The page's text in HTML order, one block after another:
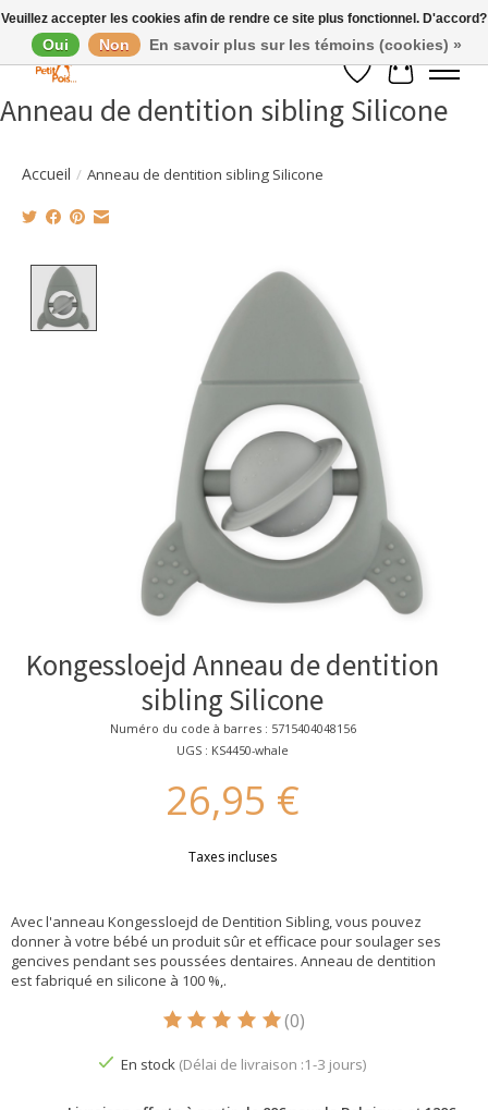
Liste de souhaits
Panier
Anneau de dentition sibling Silicone
Accueil / Anneau de dentition sibling Silicone
Product image slideshow Items
Kongessloejd Anneau de dentition
sibling Silicone
Numéro du code à barres : 5715404048156
UGS : KS4450-whale
26,95 €
Taxes incluses
Avec l'anneau Kongessloejd de Dentition Sibling, vous pouvez
donner à votre bébé un produit sûr et efficace pour soulager ses
gencives pendant ses poussées dentaires. Anneau de dentition
est fabriqué en silicone à 100 %,.
Ce produit est évalué à
(0)
En stock (Délai de livraison :1-3 jours)
Veuillez accepter les cookies afin de rendre ce site plus fonctionnel. D'accord?
Oui Non En savoir plus sur les témoins (cookies) »